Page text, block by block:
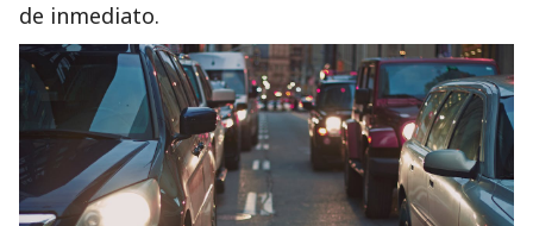
de inmediato.